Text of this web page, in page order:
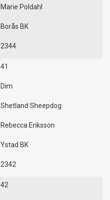
Marie Poldahl
Borås BK
2344
41
Dim
Shetland Sheepdog
Rebecca Eriksson
Ystad BK
2342
42